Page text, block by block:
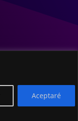
Aceptaré